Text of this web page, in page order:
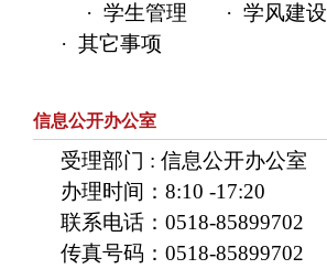
· 学生管理 · 学风建设
· 其它事项
信息公开办公室
受理部门 : 信息公开办公室
办理时间：8:10 -17:20
联系电话：0518-85899702
传真号码：0518-85899702